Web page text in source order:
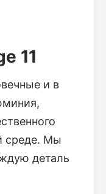
11
и в
среде. Мы
деталь